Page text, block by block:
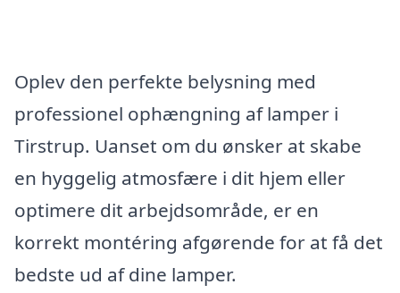
Oplev den perfekte belysning med
professionel ophængning af lamper i
Tirstrup. Uanset om du ønsker at skabe
en hyggelig atmosfære i dit hjem eller
optimere dit arbejdsområde, er en
korrekt montéring afgørende for at få det
bedste ud af dine lamper.